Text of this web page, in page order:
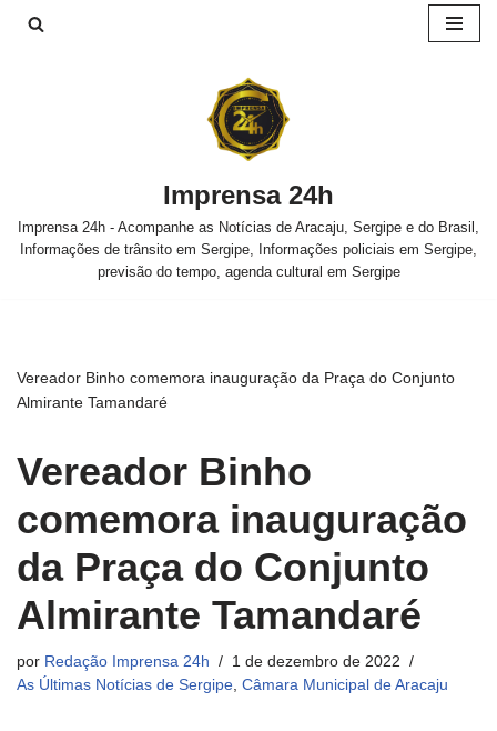
Imprensa 24h
Imprensa 24h - Acompanhe as Notícias de Aracaju, Sergipe e do Brasil,
Informações de trânsito em Sergipe, Informações policiais em Sergipe,
previsão do tempo, agenda cultural em Sergipe
Vereador Binho comemora inauguração da Praça do Conjunto
Almirante Tamandaré
Vereador Binho
comemora inauguração
da Praça do Conjunto
Almirante Tamandaré
por Redação Imprensa 24h
1 de dezembro de 2022
As Últimas Notícias de Sergipe, Câmara Municipal de Aracaju